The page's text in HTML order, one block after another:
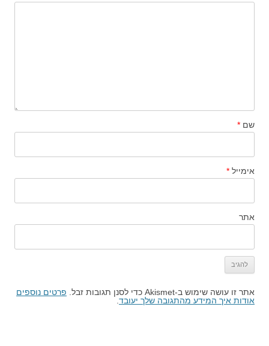
שם *
אימייל *
אתר
אתר זו עושה שימוש ב-Akismet כדי לסנן תגובות זבל.
פרטים נוספים
אודות איך המידע מהתגובה שלך יעובד